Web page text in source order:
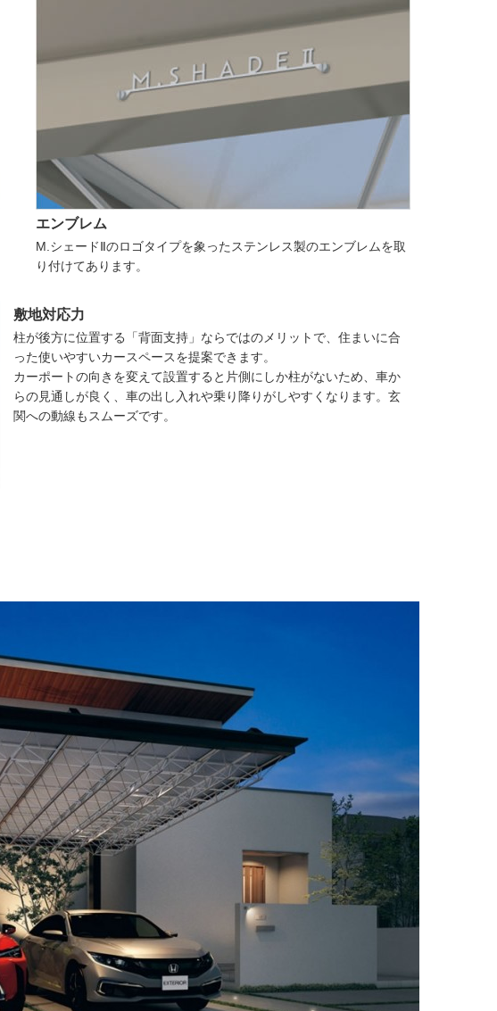
エンブレム
M.シェードⅡのロゴタイプを象ったステンレス製のエンブレムを取
り付けてあります。
敷地対応力
柱が後方に位置する「背面支持」ならではのメリットで、住まいに合
った使いやすいカースペースを提案できます。
カーポートの向きを変えて設置すると片側にしか柱がないため、車か
らの見通しが良く、車の出し入れや乗り降りがしやすくなります。玄
関への動線もスムーズです。